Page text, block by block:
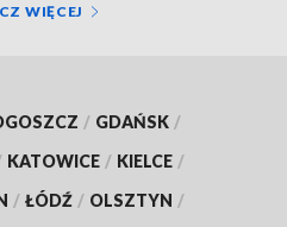
WIĘCEJ
/ GDAŃSK /
KATOWICE / KIELCE /
/ ŁÓDŹ / OLSZTYN /